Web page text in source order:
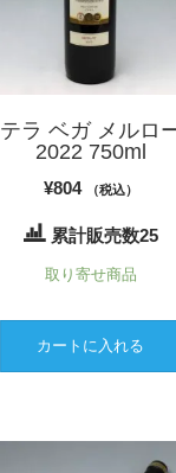
テラ ベガ メルロ
2022 750ml
¥804 （税込）
累計販売数25
取り寄せ商品
カートに入れる